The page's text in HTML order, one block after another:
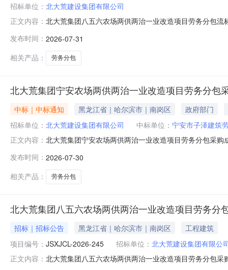
招标单位： 北大荒建设集团有限公司
正文内容： 北大荒集团八五六农场两供两治一业改造项目劳务分包
发布时间： 2026-07-31
相关产品：
劳务分包
北大荒集团宁安农场两供两治一业改造项目劳务分包
中标｜中标通知 黑龙江省｜哈尔滨市｜南岗区
政府部门
招标单位： 北大荒建设集团有限公司 中标单位： 宁安市子泽建筑
正文内容： 北大荒集团宁安农场两供两治一业改造项目劳务分包采
18045366520
发布时间： 2026-07-30
相关产品：
劳务分包
北大荒集团八五六农场两供两治一业改造项目劳务分
招标｜招标公告 黑龙江省｜哈尔滨市｜南岗区
工程建筑
项目编号： JSXJCL-2026-245 招标单位： 北大荒建设集团有限公
正文内容： 北大荒集团八五六农场两供两治一业改造项目劳务分包